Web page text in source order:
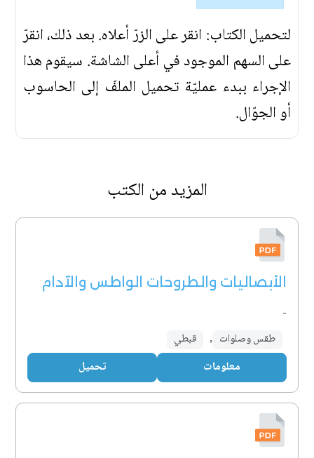
لتحميل الكتاب: انقر على الزرّ أعلاه. بعد ذلك، انقرّ
على السهم الموجود في أعلى الشاشة. سيقوم هذا
الإجراء ببدء عمليّة تحميل الملفّ إلى الحاسوب
أو الجوّال.
المزيد من الكتب
الأبصاليات والطروحات الواطس والآدام
-
طقس وصلوات , قبطي
معلومات تحميل